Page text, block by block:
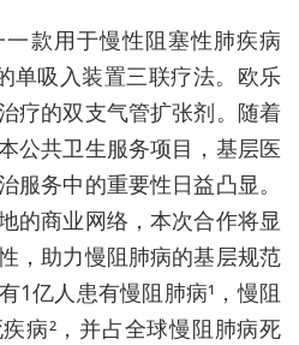
款用于慢性阻塞性肺疾病
单吸入装置三联疗法。欧乐
疗的双支气管扩张剂。随着
公共卫生服务项目，基层医
服务中的重要性日益凸显。
的商业网络，本次合作将显
，助力慢阻肺病的基层规范
1亿人患有慢阻肺病¹，慢阻
病²，并占全球慢阻肺病死